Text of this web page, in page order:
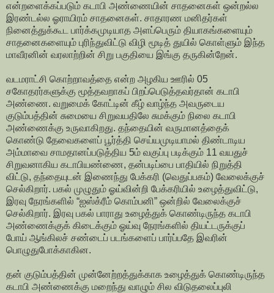
என்றளைக்கப்படும் கடாபி அண்ணையின் சாதனைகள் ஒன்றல்ல
இரண்டல்ல ஓராயிரம் சாதனைகள். சாதாரண மனிதர்கள்
நினைத்துக்கூட பார்க்கமுடியாத அளப்பெரும் தியாகங்களையும்
சாதனைகளையும் புரிந்துவிட்டு விழி மூடித் துயில் கொள்ளும் இந்த
மாவீரனின் வரலாற்றின் சிறு பகுதியை இங்கு தருகின்றேன்.
வடமராட்சி கொற்றாவத்தை என்ற அழகிய ஊரில் 05
சகோதரர்களுக்கு மூத்தவறாகப் பிறப்பெடுத்தவர்தான் கடாபி
அண்ணை. வறுமைக் கோட்டின் கீழ் வாழ்ந்த அவருடைய
குடும்பத்தின் சுமையை சிறுவயதிலே சுமக்கும் நிலை கடாபி
அண்ணைக்கு உருவாகிறது. தந்தையின் வருமானத்தைக்
கொண்டு தேவைகளைப் பூர்த்தி செய்யமுடியாமல் திண்டாடிய
அம்மாவை சாமதானப்படுத்திய 5ம் வகுப்பு படிக்கும் 11 வயதுச்
சிறுவனாகிய கடாபியண்ணை, தன்படிப்பை பாதியில் நிறுத்தி
விட்டு, தந்தையுடன் இணைந்து பேக்கரி (வெதுப்பகம்) வேலைக்குச்
செல்கிறார். பகல் முழுதும் ஓய்வின்றி பேக்கரியில் உழைத்துவிட்டு,
இரவு நேரங்களில் “ஐஸ்க்ரீம் கொம்பனி” ஒன்றில் வேலைக்குச்
செல்கிறார். இரவு பகல் பாராது உழைத்துக் கொண்டிருந்த கடாபி
அண்ணைக்குக் கிடைக்கும் ஓய்வு நேரங்களில் தியட்டருக்குப்
போய் ஆங்கிலச் சண்டைப் படங்களைப் பார்ப்பதே இவரின்
பொழுதுபோக்காகின.
தன் குடும்பத்தின் முன்னேற்றத்துக்காக உழைத்துக் கொண்டிருந்த
கடாபி அண்ணைக்கு மறைந்து வாழும் சில விடுதலைப்புலி